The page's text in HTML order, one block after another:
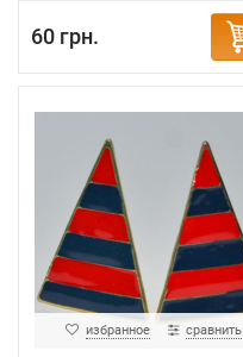
60 грн.
избранное сравнить